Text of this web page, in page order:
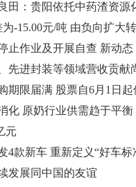
田：贵阳依托中药渣资源
讯息
-15.00元/吨 由负向扩大
止作业及开展自查 新动态
先进封装等领域营收贡献
期限届满 股票自6月1日起
化 原奶行业供需趋于平衡
元
4款新车 重新定义“好车标
发展同中国的友谊